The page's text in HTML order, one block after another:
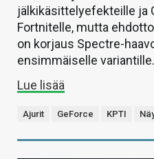
jälkikäsittelyefekteille ja
Fortnitelle, mutta
on korjaus Spectre-
ensimmäiselle variantille.
Lue lisää
Ajurit GeForce KPTI